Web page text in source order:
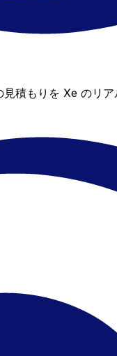
もりを Xe のリ